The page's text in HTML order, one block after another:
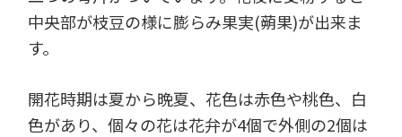
中央部が枝豆の様に膨らみ果実(蒴果)が出来ま
す。
開花時期は夏から晩夏、花色は赤色や桃色、白
色があり、個々の花は花弁が4個で外側の2個は